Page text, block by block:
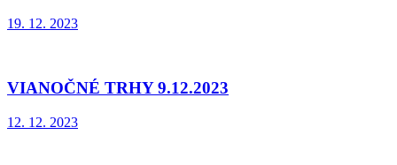
19. 12. 2023
VIANOČNÉ TRHY 9.12.2023
12. 12. 2023